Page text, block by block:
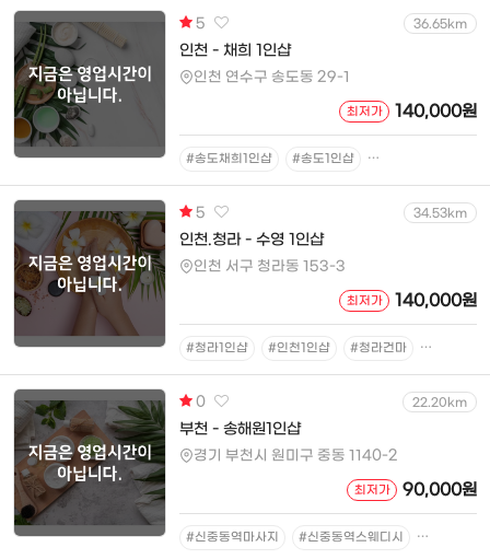
5 36.65km
인천 - 채희 1인샵
인천 연수구 송도동 29-1
최저가 140,000원
#송도채희1인샵 #송도1인샵 #송도마사지
5 34.53km
인천.청라 - 수영 1인샵
인천 서구 청라동 153-3
최저가 140,000원
#청라1인샵 #인천1인샵 #청라건마 #인천건마
0 22.20km
부천 - 송해원1인샵
경기 부천시 원미구 중동 1140-2
최저가 90,000원
#신중동역마사지 #신중동역스웨디시 #신중동역1